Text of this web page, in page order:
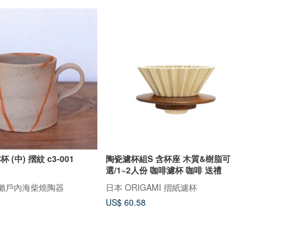
(中) 摺紋 c3-001
戶內海柴燒陶器
陶瓷濾杯組S 含杯座 木質&樹脂可
選/1~2人份 咖啡濾杯 咖啡 送禮
日本 ORIGAMI 摺紙濾杯
US$ 60.58